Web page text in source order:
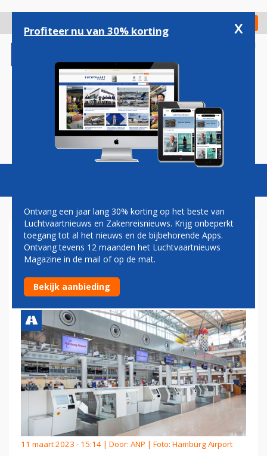
gaan
Check in
Magazine Podcasts Vacatures
VAKBOND ROEPT OP TOT
STAKING BEVEILIGERS
DUITSE LUCHTHAVENS
11 maart 2023 - 15:14 | Door: ANP | Foto: Hamburg Airport
Profiteer nu van 30% korting x
Ontvang een jaar lang 30% korting op het beste van
Luchtvaartnieuws en Zakenreisnieuws. Krijg onbeperkt
toegang tot al het nieuws en de bijbehorende Apps.
Ontvang tevens 12 maanden het Luchtvaartnieuws
Magazine in de mail of op de mat.
Bekijk aanbieding